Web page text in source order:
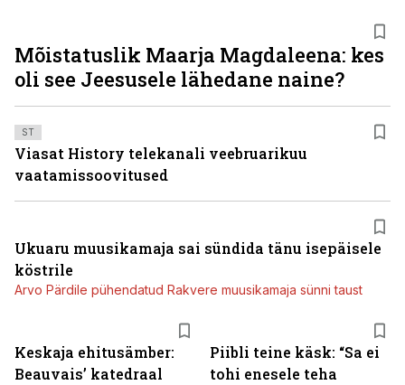
Keskaja ehitusämber:
Beauvais’ katedraal
Piibli teine käsk: “Sa ei
tohi enesele teha
Mõistatuslik Maarja Magdaleena: kes
oli see Jeesusele lähedane naine?
ST
Viasat History telekanali veebruarikuu
vaatamissoovitused
Ukuaru muusikamaja sai sündida tänu isepäisele
köstrile
Arvo Pärdile pühendatud Rakvere muusikamaja sünni taust